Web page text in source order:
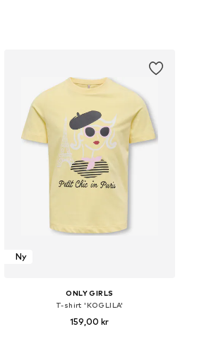
Ny
ONLY GIRLS
T-shirt 'KOGLILA'
159,00 kr